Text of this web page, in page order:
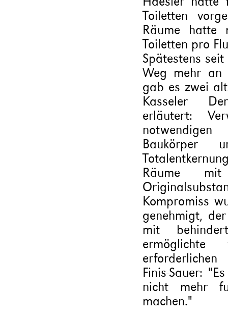
Toiletten
Räume hatte
Toiletten pro
Spätestens
Weg mehr an
gab es zwei
Kasseler
erläutert:
Baukörper
Räume
Kompromiss
genehmigt,
mit
Finis-Sauer:
nicht mehr
machen."